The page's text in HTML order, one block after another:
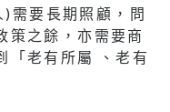
需要長期照顧，問
策之餘，亦需要商
「老有所屬 、老有